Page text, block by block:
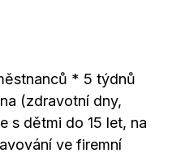
* 5 týdnů
(zdravotní dny,
s dětmi do 15 let, na
ve firemní